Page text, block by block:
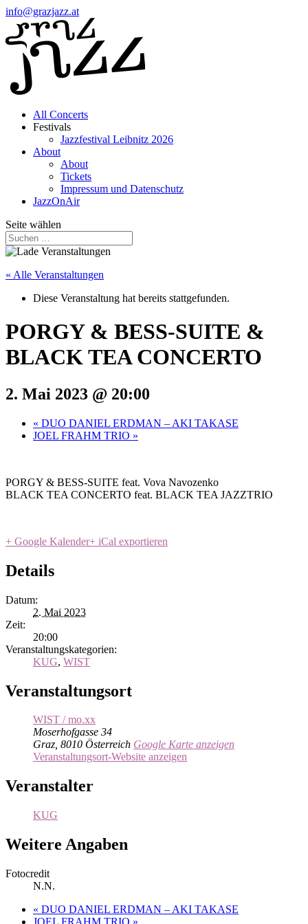
info@grazjazz.at
All Concerts
Festivals
Jazzfestival Leibnitz 2026
About
About
Tickets
Impressum und Datenschutz
JazzOnAir
Seite wählen
« Alle Veranstaltungen
Diese Veranstaltung hat bereits stattgefunden.
PORGY & BESS-SUITE &
BLACK TEA CONCERTO
2. Mai 2023 @ 20:00
« DUO DANIEL ERDMAN – AKI TAKASE
JOEL FRAHM TRIO »
PORGY & BESS-SUITE feat. Vova Navozenko
BLACK TEA CONCERTO feat. BLACK TEA JAZZTRIO
+ Google Kalender+ iCal exportieren
Details
Datum:
2. Mai 2023
Zeit:
20:00
Veranstaltungskategorien:
KUG, WIST
Veranstaltungsort
WIST / mo.xx
Moserhofgasse 34
Graz, 8010 Österreich Google Karte anzeigen
Veranstaltungsort-Website anzeigen
Veranstalter
KUG
Weitere Angaben
Fotocredit
N.N.
« DUO DANIEL ERDMAN – AKI TAKASE
JOEL FRAHM TRIO »